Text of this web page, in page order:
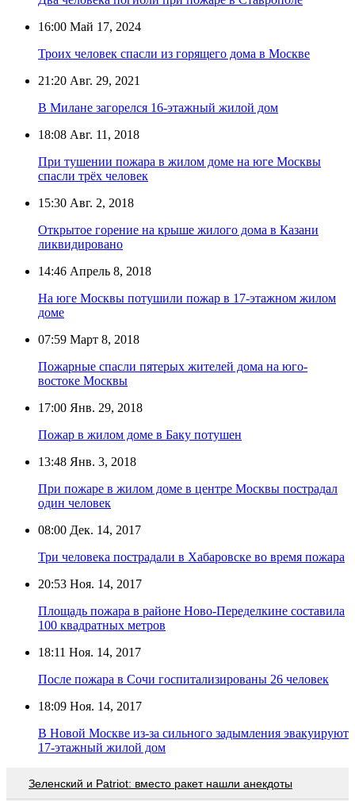
16:00 Май 17, 2024
Троих человек спасли из горящего дома в Москве
21:20 Авг. 29, 2021
В Милане загорелся 16-этажный жилой дом
18:08 Авг. 11, 2018
При тушении пожара в жилом доме на юге Москвы
спасли трёх человек
15:30 Авг. 2, 2018
Открытое горение на крыше жилого дома в Казани
ликвидировано
14:46 Апрель 8, 2018
На юге Москвы потушили пожар в 17-этажном жилом
доме
07:59 Март 8, 2018
Пожарные спасли пятерых жителей дома на юго-
востоке Москвы
17:00 Янв. 29, 2018
Пожар в жилом доме в Баку потушен
13:48 Янв. 3, 2018
При пожаре в жилом доме в центре Москвы пострадал
один человек
08:00 Дек. 14, 2017
Три человека пострадали в Хабаровске во время пожара
20:53 Ноя. 14, 2017
Площадь пожара в районе Ново-Переделкине составила
100 квадратных метров
18:11 Ноя. 14, 2017
После пожара в Сочи госпитализированы 26 человек
18:09 Ноя. 14, 2017
В Новой Москве из-за сильного задымления эвакуируют
17-этажный жилой дом
Зеленский и Patriot: вместо ракет нашли анекдоты